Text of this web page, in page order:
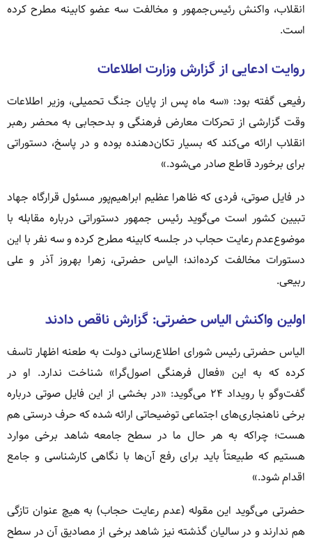
انقلاب، واکنش رئیس‌جمهور و مخالفت سه عضو کابینه مطرح کرده
است.
روایت ادعایی از گزارش وزارت اطلاعات
رفیعی گفته بود: «سه ماه پس از پایان جنگ تحمیلی، وزیر اطلاعات
وقت گزارشی از تحرکات معارض فرهنگی و بدحجابی به محضر رهبر
انقلاب ارائه می‌کند که بسیار تکان‌دهنده بوده و در پاسخ، دستوراتی
برای برخورد قاطع صادر می‌شود.»
در فایل صوتی، فردی که ظاهرا عظیم ابراهیم‌پور مسئول قرارگاه جهاد
تبیین کشور است می‌گوید رئیس جمهور دستوراتی درباره مقابله با
موضوع‌عدم رعایت حجاب در جلسه کابینه مطرح کرده و سه نفر با این
دستورات مخالفت کرده‌اند؛ الیاس حضرتی، زهرا بهروز آذر و علی
ربیعی.
اولین واکنش الیاس حضرتی: گزارش ناقص دادند
الیاس حضرتی رئیس شورای اطلاع‌رسانی دولت به طعنه اظهار تاسف
کرده که به این «فعال فرهنگی اصول‌گرا» شناخت ندارد. او در
گفت‌وگو با رویداد ۲۴ می‌گوید: «در بخشی از این فایل صوتی درباره
برخی ناهنجاری‌های اجتماعی توضیحاتی ارائه شده که حرف درستی هم
هست؛ چراکه به هر حال ما در سطح جامعه شاهد برخی موارد
هستیم که طبیعتاً باید برای رفع آن‌ها با نگاهی کارشناسی و جامع
اقدام شود.»
حضرتی می‌گوید این مقوله (عدم رعایت حجاب) به هیچ عنوان تازگی
هم ندارند و در سالیان گذشته نیز شاهد برخی از مصادیق آن در سطح